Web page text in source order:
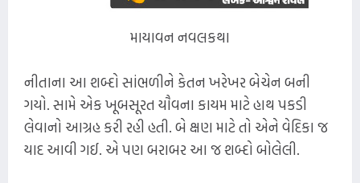
માયાવન નવલકથા
નીતાના આ શબ્દો સાંભળીને કેતન ખરેખર બેચેન બની
ગયો. સામે એક ખૂબસૂરત યૌવના કાયમ માટે હાથ પકડી
લેવાનો આગ્રહ કરી રહી હતી. બે ક્ષણ માટે તો એને વેદિકા જ
યાદ આવી ગઈ. એ પણ બરાબર આ જ શબ્દો બોલેલી.